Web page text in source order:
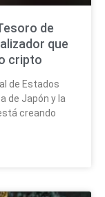
de
que
cripto
de Estados
de Japón y la
creando